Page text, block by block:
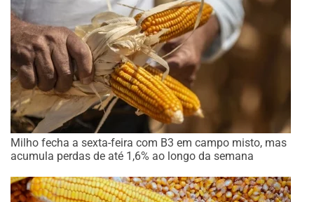
Milho fecha a sexta-feira com B3 em campo misto, mas
acumula perdas de até 1,6% ao longo da semana